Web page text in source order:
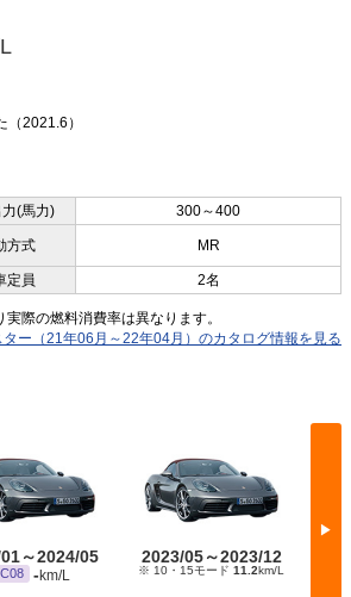
2021.6）
(馬力)
300～400
方式 MR
定員 2名
際の燃料消費率は異なります。
ー（21年06月～22年04月）のカタログ情報を見る
▶
～2024/05
- km/L
2023/05～2023/12
※ 10・15モード 11.2km/L ※